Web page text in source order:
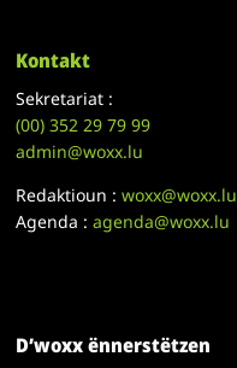
Kontakt
Sekretariat :
(00)352 29 79 99
admin@woxx.lu
Redaktioun :woxx@woxx.lu
Agenda :agenda@woxx.lu
D’woxx ënnerstëtzen